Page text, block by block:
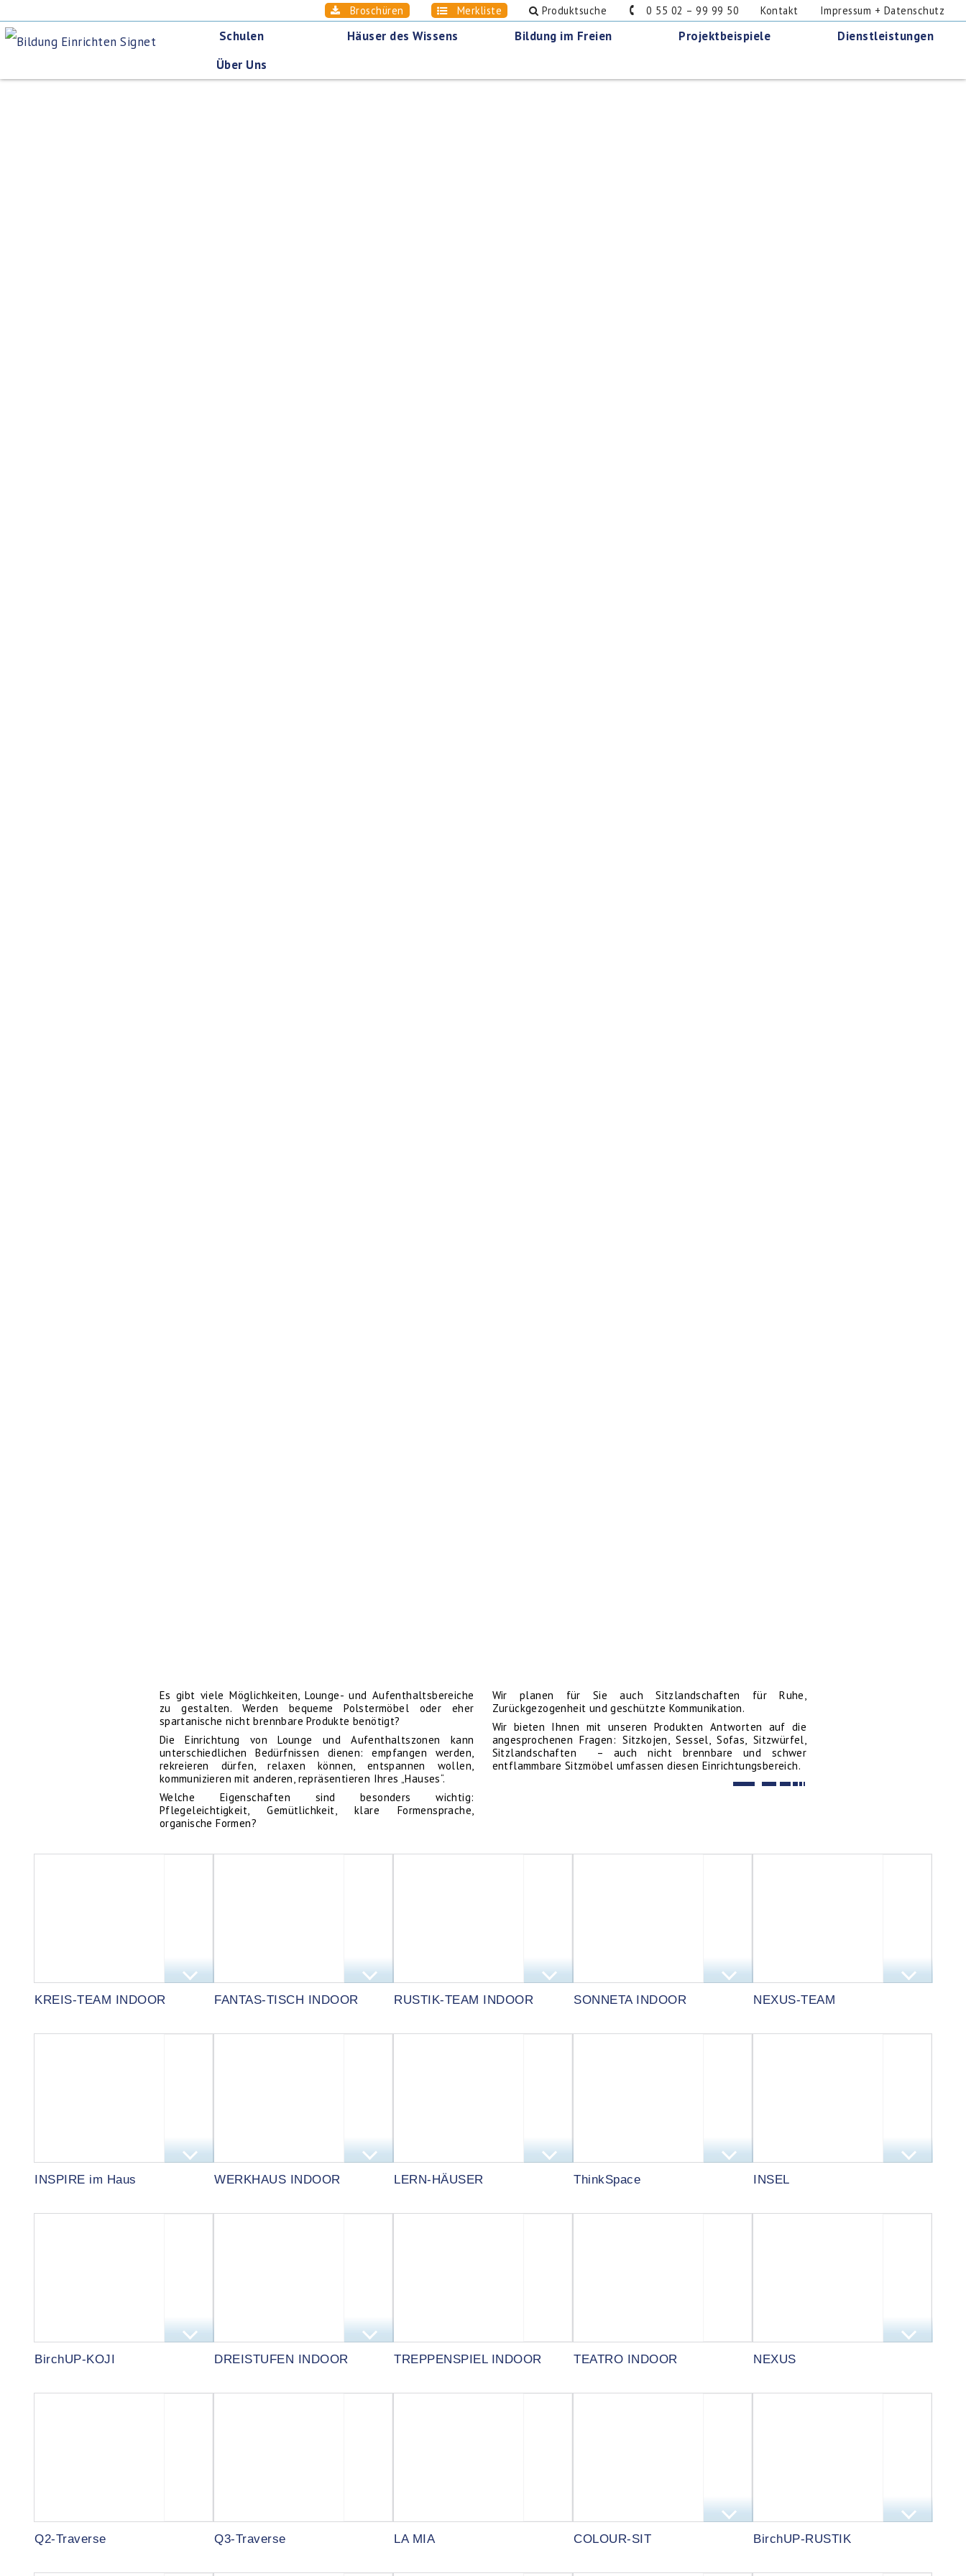
Broschüren Merkliste Produktsuche 0 55 02 – 99 99 50 Kontakt Impressum + Datenschutz
Schulen Häuser des Wissens Bildung im Freien Projektbeispiele
Dienstleistungen
Über Uns
Es gibt viele Möglichkeiten, Lounge- und Aufenthaltsbereiche
zu gestalten. Werden bequeme Polstermöbel oder eher
spartanische nicht brennbare Produkte benötigt?
Die Einrichtung von Lounge und Aufenthaltszonen kann
unterschiedlichen Bedürfnissen dienen: empfangen werden,
rekreieren dürfen, relaxen können, entspannen wollen,
kommunizieren mit anderen, repräsentieren Ihres „Hauses“.
Welche Eigenschaften sind besonders wichtig:
Pflegeleichtigkeit, Gemütlichkeit, klare Formensprache,
organische Formen?
Wir planen für Sie auch Sitzlandschaften für Ruhe,
Zurückgezogenheit und geschützte Kommunikation.
Wir bieten Ihnen mit unseren Produkten Antworten auf die
angesprochenen Fragen: Sitzkojen, Sessel, Sofas, Sitzwürfel,
Sitzlandschaften – auch nicht brennbare und schwer
entflammbare Sitzmöbel umfassen diesen Einrichtungsbereich.
KREIS-TEAM INDOOR FANTAS-TISCH INDOOR RUSTIK-TEAM INDOOR SONNETA INDOOR NEXUS-TEAM
INSPIRE im Haus WERKHAUS INDOOR LERN-HÄUSER ThinkSpace INSEL
BirchUP-KOJI DREISTUFEN INDOOR TREPPENSPIEL INDOOR TEATRO INDOOR NEXUS
Q2-Traverse Q3-Traverse LA MIA COLOUR-SIT BirchUP-RUSTIK